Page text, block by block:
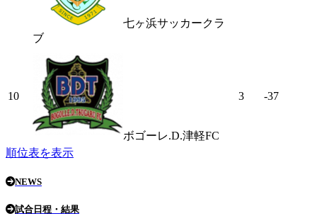
七ヶ浜サッカークラ
ブ
10
ボゴーレ.D.津軽FC
3 -37
順位表を表示
NEWS
試合日程・結果